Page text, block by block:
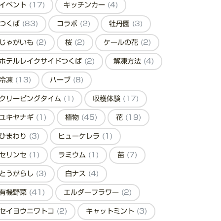
ベント (17) キッチンカー (4)
くば (83) コラボ (2) 牡丹園 (3)
ゃがいも (2) 桜 (2) ケールの花 (2)
テルレイクサイドつくば (2) 解凍方法 (4)
凍 (13) ハーブ (8)
リーピングタイム (1) 収穫体験 (17)
キヤナギ (1) 植物 (45) 花 (19)
まわり (3) ヒューケレラ (1)
リンセ (1) ラミウム (1) 苗 (7)
うがらし (3) 白ナス (4)
機野菜 (41) エルダーフラワー (2)
イヨウニワトコ (2) キャットミント (3)